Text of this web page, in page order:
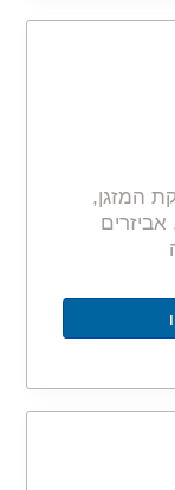
המזגן,
אביזרים